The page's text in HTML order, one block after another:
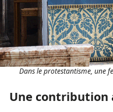
Dans le protestantisme, une
Une contribution